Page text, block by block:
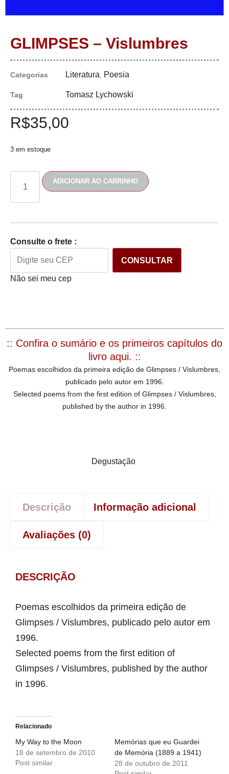
GLIMPSES – Vislumbres
Categorias Literatura Poesia
Tag Tomasz Lychowski
R$35,00
3 em estoque
ADICIONAR AO CARRINHO
Consulte o frete :
CONSULTAR
Não sei meu cep
:: Confira o sumário e os primeiros capítulos do
livro aqui. ::
Poemas escolhidos da primeira edição de Glimpses / Vislumbres,
publicado pelo autor em 1996.
Selected poems from the first edition of Glimpses / Vislumbres,
published by the author in 1996.
Degustação
Descrição Informação adicional
Avaliações (0)
DESCRIÇÃO
Poemas escolhidos da primeira edição de
Glimpses / Vislumbres, publicado pelo autor em
1996.
Selected poems from the first edition of
Glimpses / Vislumbres, published by the author
in 1996.
Relacionado
My Way to the Moon
18 de setembro de 2010
Post similar
Memórias que eu Guardei
de Memória (1889 a 1941)
28 de outubro de 2011